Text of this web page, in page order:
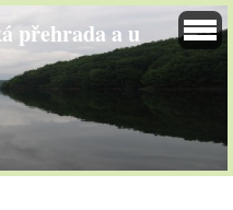
přehrada a u